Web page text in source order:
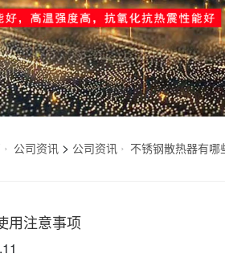
公司资讯> 公司资讯 不锈钢散热器有哪
用注意事项